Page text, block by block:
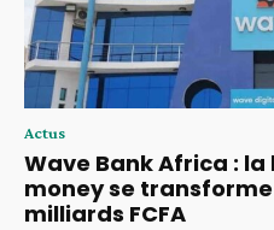
Actus
Wave Bank Africa :
money se
milliards FCFA